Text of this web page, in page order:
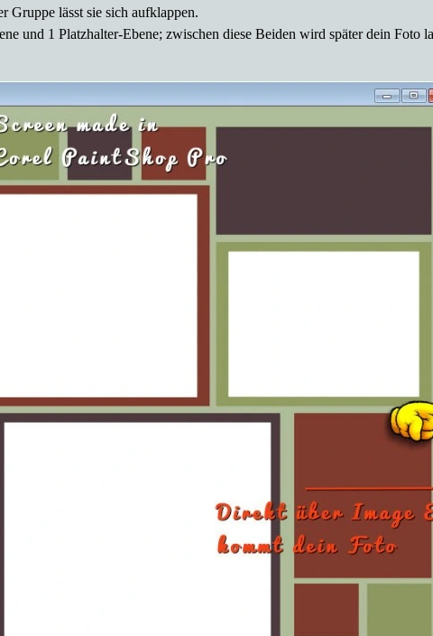
lässt sie sich aufklappen.
und 1 Platzhalter-Ebene; zwischen diese Beiden wird später dein Foto